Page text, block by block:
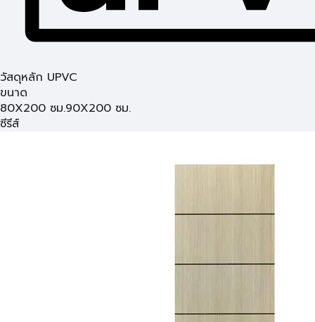
วัสดุหลัก UPVC
ขนาด
80X200 ซม.90X200 ซม.
ซีรีส์